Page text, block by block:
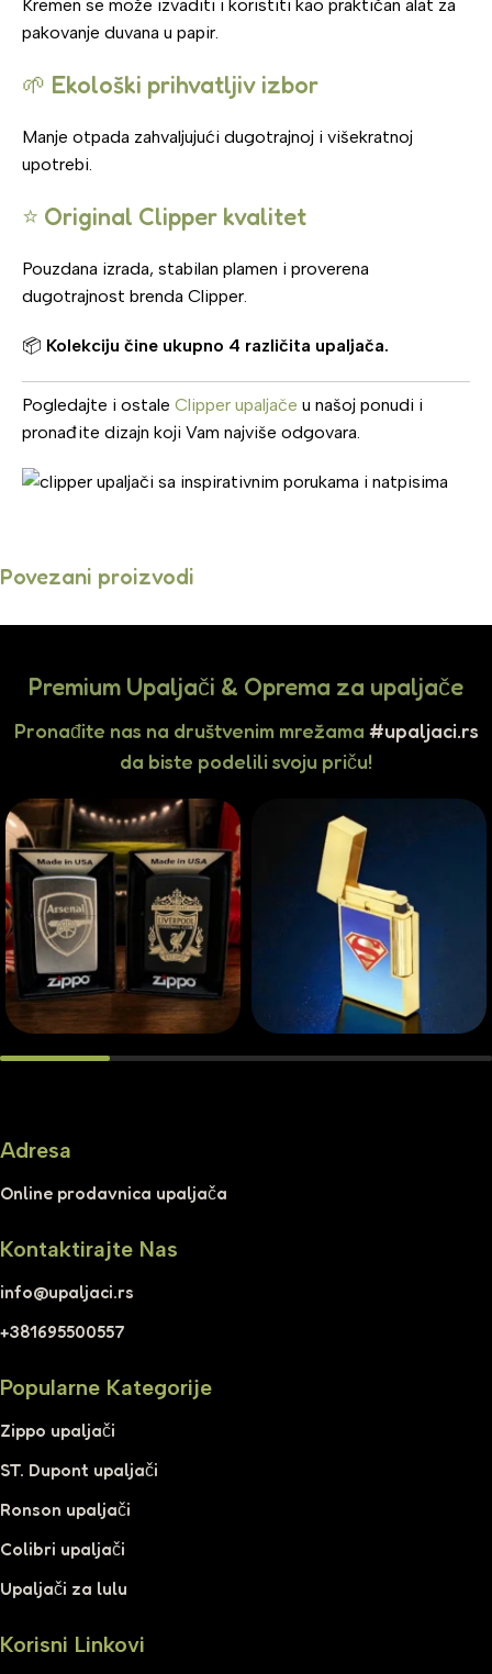
Kremen se može izvaditi i koristiti kao praktičan alat za
pakovanje duvana u papir.
🌱 Ekološki prihvatljiv izbor
Manje otpada zahvaljujući dugotrajnoj i višekratnoj
upotrebi.
⭐ Original Clipper kvalitet
Pouzdana izrada, stabilan plamen i proverena
dugotrajnost brenda Clipper.
📦 Kolekciju čine ukupno 4 različita upaljača.
Pogledajte i ostale Clipper upaljače u našoj ponudi i
pronađite dizajn koji Vam najviše odgovara.
Povezani proizvodi
Premium Upaljači & Oprema za upaljače
Pronađite nas na društvenim mrežama #upaljaci.rs
da biste podelili svoju priču!
Adresa
Online prodavnica upaljača
Kontaktirajte Nas
info@upaljaci.rs
+381695500557
Popularne Kategorije
Zippo upaljači
ST. Dupont upaljači
Ronson upaljači
Colibri upaljači
Upaljači za lulu
Korisni Linkovi